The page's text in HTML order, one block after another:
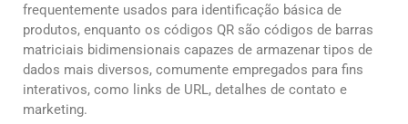
frequentemente usados para identificação básica de
produtos, enquanto os códigos QR são códigos de barras
matriciais bidimensionais capazes de armazenar tipos de
dados mais diversos, comumente empregados para fins
interativos, como links de URL, detalhes de contato e
marketing.